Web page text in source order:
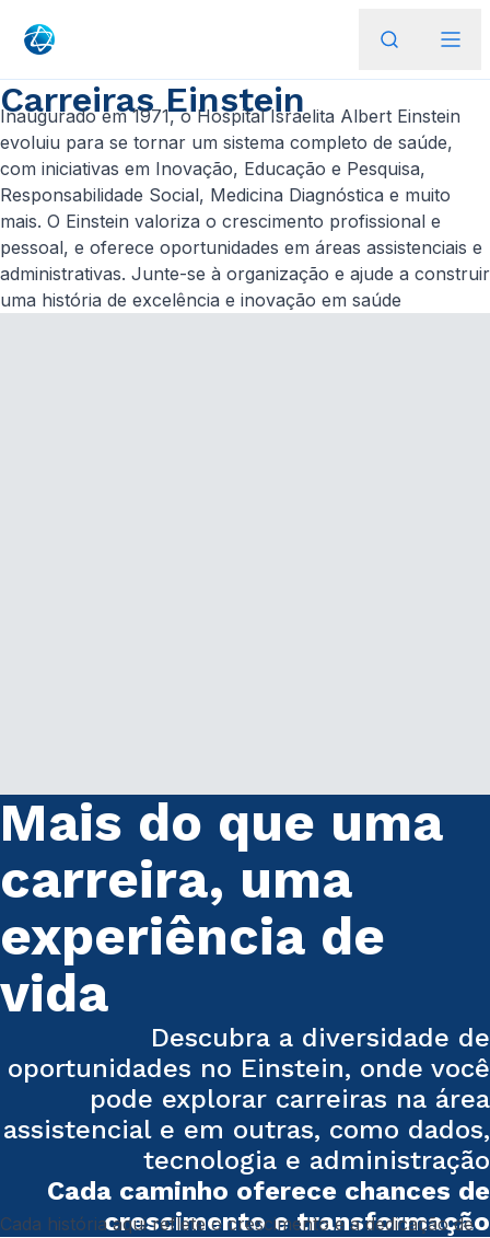
Carreiras Einstein
Inaugurado em 1971, o Hospital Israelita Albert Einstein
evoluiu para se tornar um sistema completo de saúde,
com iniciativas em Inovação, Educação e Pesquisa,
Responsabilidade Social, Medicina Diagnóstica e muito
mais. O Einstein valoriza o crescimento profissional e
pessoal, e oferece oportunidades em áreas assistenciais e
administrativas. Junte-se à organização e ajude a construir
uma história de excelência e inovação em saúde
Mais do que uma
carreira, uma
experiência de
vida
Descubra a diversidade de
oportunidades no Einstein, onde você
pode explorar carreiras na área
assistencial e em outras, como dados,
tecnologia e administração
Cada caminho oferece chances de
crescimento e transformação
Cada história aqui reflete o crescimento e a dedicação de